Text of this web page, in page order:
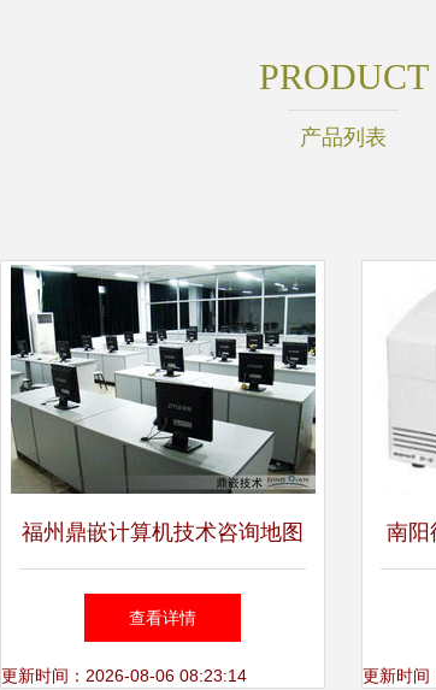
PRODUCT
产品列表
福州鼎嵌计算机技术咨询地图
福州鼎嵌计算机技术咨询乘车
路线
查看详情
更新时间：2026-08-06 08:23:14
南阳
冷
更新时间